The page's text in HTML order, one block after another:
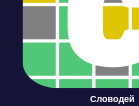
Словодей